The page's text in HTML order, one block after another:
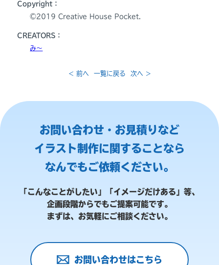
Copyright：
©️2019 Creative House Pocket.
CREATORS：
み〜
< 前へ 一覧に戻る 次へ >
お問い合わせ・お見積りなど
イラスト制作に関することなら
なんでもご依頼ください。
「こんなことがしたい」「イメージだけある」等、
企画段階からでもご提案可能です。
まずは、お気軽にご相談ください。
お問い合わせはこちら